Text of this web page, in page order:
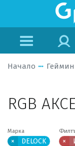
Начало
RGB
Марка
× DELOCK ×